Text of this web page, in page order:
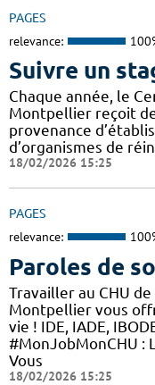
PAGES
relevance:
Suivre un
Chaque année, le
Montpellier reçoit
provenance
d’organismes de
18/02/2026 15:25
PAGES
relevance:
Paroles de
Travailler au CHU
Montpellier vous
vie ! IDE, IADE,
#MonJobMonCHU :
Vous
18/02/2026 15:25